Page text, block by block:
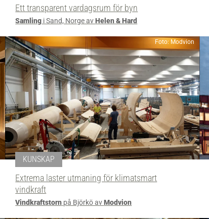
Ett transparent vardagsrum för byn
Samling i Sand, Norge avHelen & Hard
Foto: Modvion
KUNSKAP
Extrema laster utmaning för klimatsmart
vindkraft
Vindkraftstorn på Björkö avModvion